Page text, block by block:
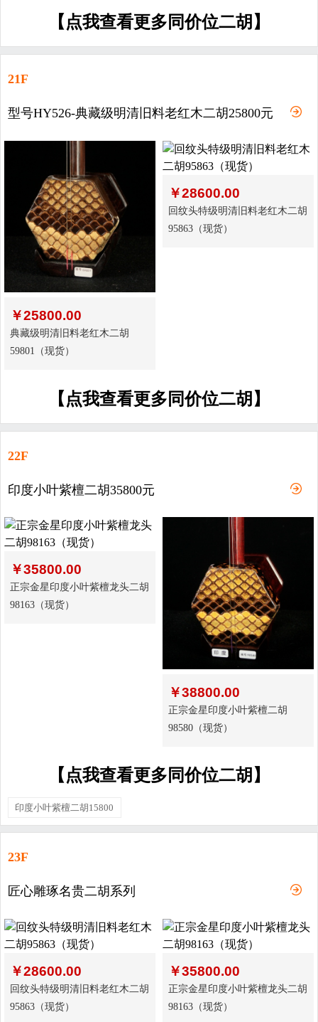
【点我查看更多同价位二胡】
21F
型号HY526-典藏级明清旧料老红木二胡25800元
￥25800.00
典藏级明清旧料老红木二胡
59801（现货）
￥28600.00
回纹头特级明清旧料老红木二胡
95863（现货）
【点我查看更多同价位二胡】
22F
印度小叶紫檀二胡35800元
￥35800.00
正宗金星印度小叶紫檀龙头二胡
98163（现货）
￥38800.00
正宗金星印度小叶紫檀二胡
98580（现货）
【点我查看更多同价位二胡】
印度小叶紫檀二胡15800
23F
匠心雕琢名贵二胡系列
￥28600.00
回纹头特级明清旧料老红木二胡
95863（现货）
￥35800.00
正宗金星印度小叶紫檀龙头二胡
98163（现货）